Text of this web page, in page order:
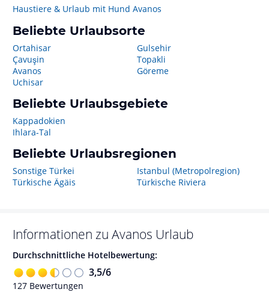
Haustiere & Urlaub mit Hund Avanos
Beliebte Urlaubsorte
Ortahisar
Çavuşin
Avanos
Uchisar
Gulsehir
Topakli
Göreme
Beliebte Urlaubsgebiete
Kappadokien
Ihlara-Tal
Beliebte Urlaubsregionen
Sonstige Türkei
Türkische Ägäis
Istanbul (Metropolregion)
Türkische Riviera
Informationen zu Avanos Urlaub
Durchschnittliche Hotelbewertung:
3,5/6
127 Bewertungen